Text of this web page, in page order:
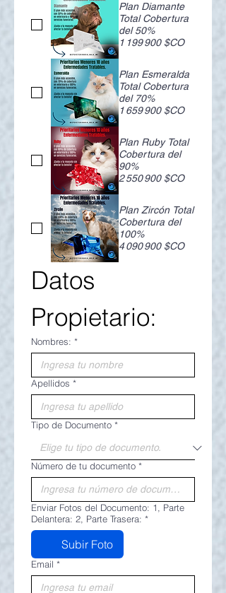
Plan Diamante
Total Cobertura
del 50%
1 199 900 $CO
Plan Esmeralda
Total Cobertura
del 70%
1 659 900 $CO
Plan Ruby Total
Cobertura del
90%
2 550 900 $CO
Plan Zircón Total
Cobertura del
100%
4 090 900 $CO
Datos
Propietario:
Nombres: *
Apellidos *
Tipo de Documento *
Número de tu documento *
Enviar Fotos del Documento: 1, Parte
Delantera: 2, Parte Trasera: *
Subir Foto
Email *